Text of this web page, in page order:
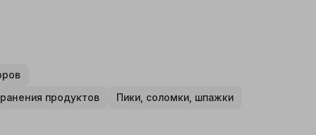
продуктов
Пики, соломки, шпажки